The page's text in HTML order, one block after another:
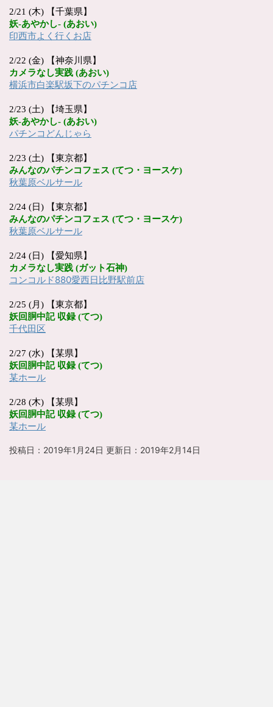
2/21 (木) 【千葉県】
妖-あやかし- (あおい)
印西市よく行くお店
2/22 (金) 【神奈川県】
カメラなし実践 (あおい)
横浜市白楽駅坂下のパチンコ店
2/23 (土) 【埼玉県】
妖-あやかし- (あおい)
パチンコどんじゃら
2/23 (土) 【東京都】
みんなのパチンコフェス (てつ・ヨースケ)
秋葉原ベルサール
2/24 (日) 【東京都】
みんなのパチンコフェス (てつ・ヨースケ)
秋葉原ベルサール
2/24 (日) 【愛知県】
カメラなし実践 (ガット石神)
コンコルド880愛西日比野駅前店
2/25 (月) 【東京都】
妖回胴中記 収録(てつ)
千代田区
2/27 (水) 【某県】
妖回胴中記 収録(てつ)
某ホール
2/28 (木) 【某県】
妖回胴中記 収録(てつ)
某ホール
投稿日：2019年1月24日 更新日： 2019年2月14日